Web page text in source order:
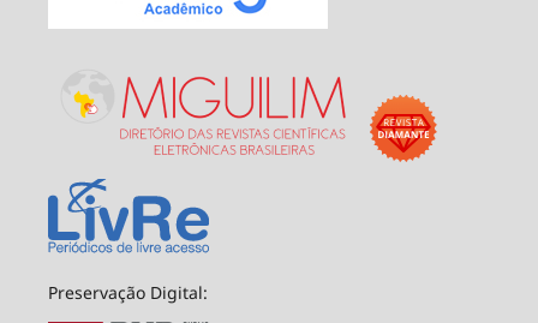
Preservação Digital: